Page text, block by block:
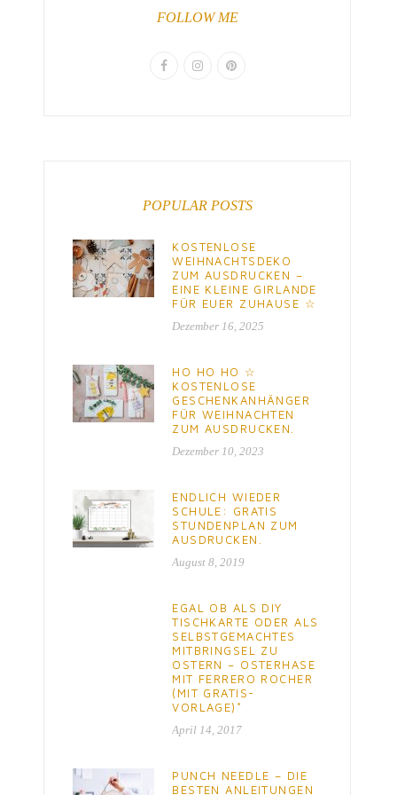
FOLLOW ME
POPULAR POSTS
KOSTENLOSE
WEIHNACHTSDEKO
ZUM AUSDRUCKEN –
EINE KLEINE GIRLANDE
FÜR EUER ZUHAUSE ☆
Dezember 16, 2025
HO HO HO ☆
KOSTENLOSE
GESCHENKANHÄNGER
FÜR WEIHNACHTEN
ZUM AUSDRUCKEN.
Dezember 10, 2023
ENDLICH WIEDER
SCHULE: GRATIS
STUNDENPLAN ZUM
AUSDRUCKEN.
August 8, 2019
EGAL OB ALS DIY
TISCHKARTE ODER ALS
SELBSTGEMACHTES
MITBRINGSEL ZU
OSTERN – OSTERHASE
MIT FERRERO ROCHER
(MIT GRATIS-
VORLAGE)*
April 14, 2017
PUNCH NEEDLE – DIE
BESTEN ANLEITUNGEN